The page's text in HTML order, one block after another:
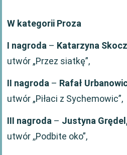
W kategorii Proza
I nagroda – Katarzyna
utwór „Przez siatkę”,
II nagroda – Rafał
utwór „Piłaci z Sychemowic”,
III nagroda – Justyna
utwór ,,Podbite oko”,